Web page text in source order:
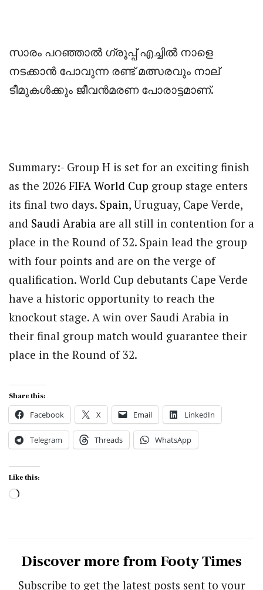
സാരം പറഞ്ഞാൽ ഗ്രൂപ്പ്‌ എച്ചിൽ നാളെ
നടക്കാൻ പോവുന്ന രണ്ട് മത്സരവും നാല്
ടീമുകൾക്കും ജീവൻമരണ പോരാട്ടമാണ്.
Summary:- Group H is set for an exciting finish
as the 2026 FIFA World Cup group stage enters
its final two days. Spain, Uruguay, Cape Verde,
and Saudi Arabia are all still in contention for a
place in the Round of 32. Spain lead the group
with four points and are on the verge of
qualification. World Cup debutants Cape Verde
have a historic opportunity to reach the
knockout stage. A win over Saudi Arabia in
their final group match would guarantee their
place in the Round of 32.
Share this:
Facebook X Email LinkedIn
Telegram Threads WhatsApp
Like this:
Loading…
Discover more from Footy Times
Subscribe to get the latest posts sent to your